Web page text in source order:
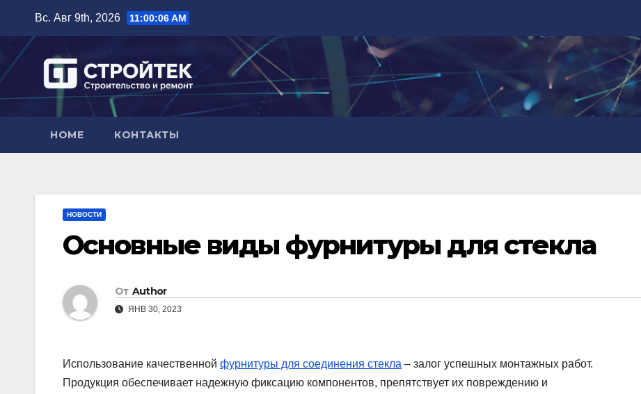
содержимому
Вс. Авг 9th, 2026 11:00:07 AM
HOME КОНТАКТЫ
НОВОСТИ
Основные виды фурнитуры для стекла
От Author
ЯНВ 30, 2023
Использование качественной фурнитуры для соединения стекла – залог успешных монтажных работ.
Продукция обеспечивает надежную фиксацию компонентов, препятствует их повреждению и